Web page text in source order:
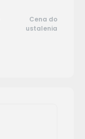
Cena do
ustalenia